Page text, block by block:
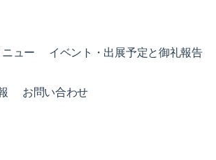
ニュー イベント・出展予定と御礼報告
お問い合わせ